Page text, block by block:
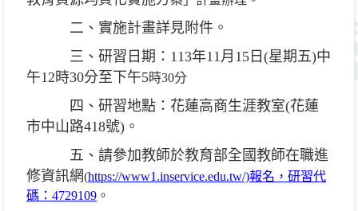
二、實施計畫詳見附件。
三、研習日期：113年11月15日(星期五)中
午12時30分至下午5時30分
四、研習地點：花蓮高商生涯教室(花蓮
市中山路418號)。
五、請參加教師於教育部全國教師在職進
修資訊網(https://www1.inservice.edu.tw/)報名，研習代
碼：4729109 。